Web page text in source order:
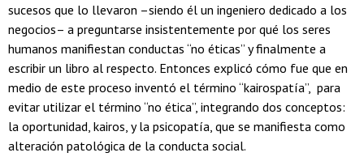
sucesos que lo llevaron –siendo él un ingeniero dedicado a los
negocios– a preguntarse insistentemente por qué los seres
humanos manifiestan conductas “no éticas” y finalmente a
escribir un libro al respecto. Entonces explicó cómo fue que en
medio de este proceso inventó el término “kairospatía”, para
evitar utilizar el término “no ética”, integrando dos conceptos:
la oportunidad, kairos, y la psicopatía, que se manifiesta como
alteración patológica de la conducta social.